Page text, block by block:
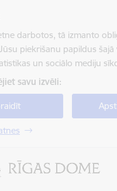
darbotos, tā izmanto
piekrišanu papildus
un sociālo mediju
savu izvēli: